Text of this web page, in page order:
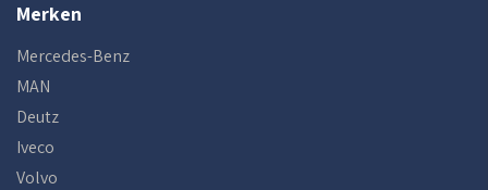
Merken
Mercedes-Benz
MAN
Deutz
Iveco
Volvo